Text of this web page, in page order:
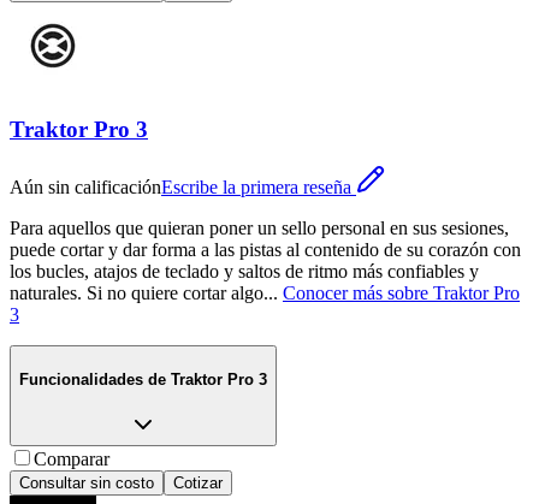
Traktor Pro 3
Aún sin calificaciónEscribe la primera reseña
Para aquellos que quieran poner un sello personal en sus sesiones,
puede cortar y dar forma a las pistas al contenido de su corazón con
los bucles, atajos de teclado y saltos de ritmo más confiables y
naturales. Si no quiere cortar algo... Conocer más sobre Traktor Pro
3
Funcionalidades de Traktor Pro 3
Comparar
Consultar sin costo Cotizar